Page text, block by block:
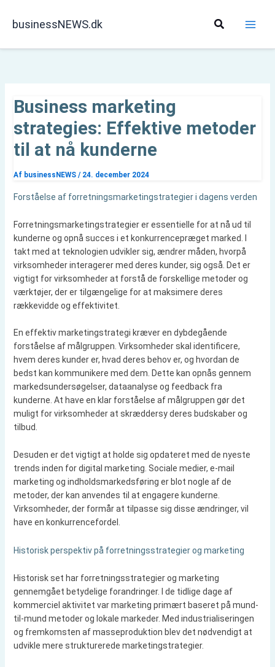
businessNEWS.dk Søg
Business marketing
strategies: Effektive metoder
til at nå kunderne
Af businessNEWS / 24. december 2024
Forståelse af forretningsmarketingstrategier i dagens verden
Forretningsmarketingstrategier er essentielle for at nå ud til
kunderne og opnå succes i et konkurrencepræget marked. I
takt med at teknologien udvikler sig, ændrer måden, hvorpå
virksomheder interagerer med deres kunder, sig også. Det er
vigtigt for virksomheder at forstå de forskellige metoder og
værktøjer, der er tilgængelige for at maksimere deres
rækkevidde og effektivitet.
En effektiv marketingstrategi kræver en dybdegående
forståelse af målgruppen. Virksomheder skal identificere,
hvem deres kunder er, hvad deres behov er, og hvordan de
bedst kan kommunikere med dem. Dette kan opnås gennem
markedsundersøgelser, dataanalyse og feedback fra
kunderne. At have en klar forståelse af målgruppen gør det
muligt for virksomheder at skræddersy deres budskaber og
tilbud.
Desuden er det vigtigt at holde sig opdateret med de nyeste
trends inden for digital marketing. Sociale medier, e-mail
marketing og indholdsmarkedsføring er blot nogle af de
metoder, der kan anvendes til at engagere kunderne.
Virksomheder, der formår at tilpasse sig disse ændringer, vil
have en konkurrencefordel.
Historisk perspektiv på forretningsstrategier og marketing
Historisk set har forretningsstrategier og marketing
gennemgået betydelige forandringer. I de tidlige dage af
kommerciel aktivitet var marketing primært baseret på mund-
til-mund metoder og lokale markeder. Med industrialiseringen
og fremkomsten af masseproduktion blev det nødvendigt at
udvikle mere strukturerede marketingstrategier.